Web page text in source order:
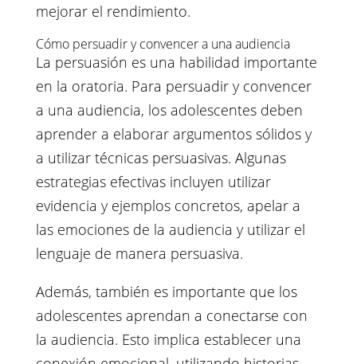
mejorar el rendimiento.
Cómo persuadir y convencer a una audiencia
La persuasión es una habilidad importante
en la oratoria. Para persuadir y convencer
a una audiencia, los adolescentes deben
aprender a elaborar argumentos sólidos y
a utilizar técnicas persuasivas. Algunas
estrategias efectivas incluyen utilizar
evidencia y ejemplos concretos, apelar a
las emociones de la audiencia y utilizar el
lenguaje de manera persuasiva.
Además, también es importante que los
adolescentes aprendan a conectarse con
la audiencia. Esto implica establecer una